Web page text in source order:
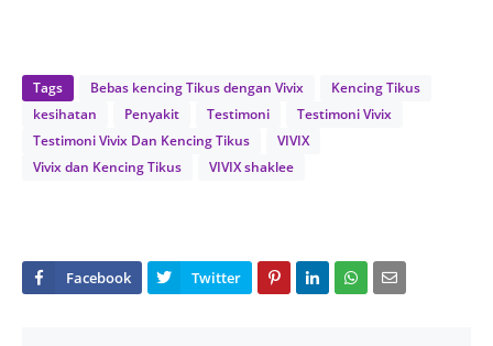
Tags Bebas kencing Tikus dengan Vivix
Kencing Tikus
kesihatan
Penyakit Testimoni
Testimoni Vivix
Testimoni Vivix Dan Kencing Tikus
VIVIX
Vivix dan Kencing Tikus
VIVIX shaklee